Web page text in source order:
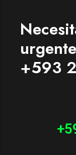
Video
+593